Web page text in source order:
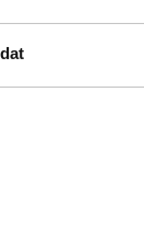
mukana.
-ja
tutkimus,